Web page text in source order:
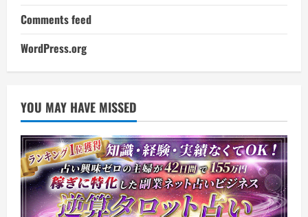
Comments feed
WordPress.org
YOU MAY HAVE MISSED